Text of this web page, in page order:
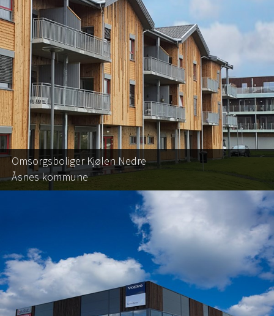
Omsorgsboliger Kjølen Nedre
Åsnes kommune